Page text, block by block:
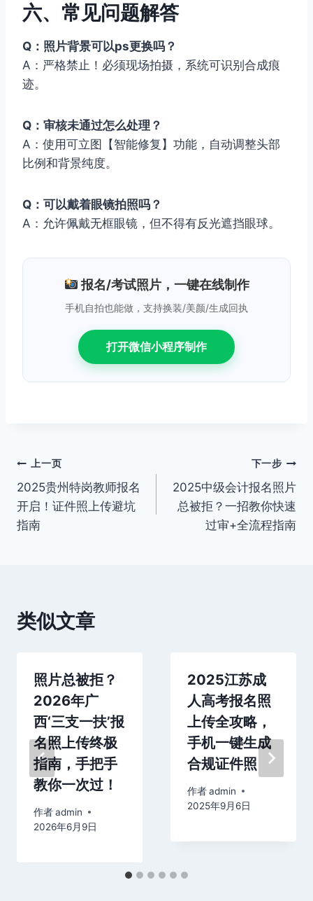
六、常见问题解答
Q：照片背景可以ps更换吗？
A：严格禁止！必须现场拍摄，系统可识别合成痕
迹。
Q：审核未通过怎么处理？
A：使用可立图【智能修复】功能，自动调整头部
比例和背景纯度。
Q：可以戴着眼镜拍照吗？
A：允许佩戴无框眼镜，但不得有反光遮挡眼球。
报名/考试照片，一键在线制作
手机自拍也能做，支持换装/美颜/生成回执
打开微信小程序制作
文
章
导
上一页
2025贵州特岗教师报名
开启！证件照上传避坑
指南
下一步
2025中级会计报名照片
总被拒？一招教你快速
过审+全流程指南
类似文章
照片总被拒？
2026年广
西‘三支一扶’报
名照上传终极
指南，手把手
教你一次过！
作者admin
2026年6月9日
2025江苏成
人高考报名照
上传全攻略，
手机一键生成
合规证件照
作者admin
2025年9月6日